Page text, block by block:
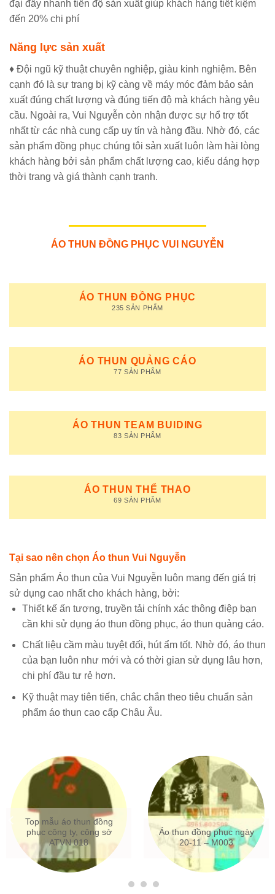
đại đẩy nhanh tiến độ sản xuất giúp khách hàng tiết kiệm
đến 20% chi phí
Năng lực sản xuất
♦ Đội ngũ kỹ thuật chuyên nghiệp, giàu kinh nghiệm. Bên
cạnh đó là sự trang bị kỹ càng về máy móc đảm bảo sản
xuất đúng chất lượng và đúng tiến độ mà khách hàng yêu
cầu. Ngoài ra, Vui Nguyễn còn nhận được sự hổ trợ tốt
nhất từ các nhà cung cấp uy tín và hàng đầu. Nhờ đó, các
sản phẩm đồng phục chúng tôi sản xuất luôn làm hài lòng
khách hàng bởi sản phẩm chất lượng cao, kiểu dáng hợp
thời trang và giá thành cạnh tranh.
ÁO THUN ĐỒNG PHỤC VUI NGUYỄN
ÁO THUN ĐỒNG PHỤC
235 SẢN PHẨM
ÁO THUN QUẢNG CÁO
77 SẢN PHẨM
ÁO THUN TEAM BUIDING
83 SẢN PHẨM
ÁO THUN THỂ THAO
69 SẢN PHẨM
Tại sao nên chọn Áo thun Vui Nguyễn
Sản phẩm Áo thun của Vui Nguyễn luôn mang đến giá trị
sử dụng cao nhất cho khách hàng, bởi:
Thiết kế ấn tượng, truyền tải chính xác thông điệp bạn
cần khi sử dụng áo thun đồng phục, áo thun quảng cáo.
Chất liệu cầm màu tuyệt đối, hút ẩm tốt. Nhờ đó, áo thun
của bạn luôn như mới và có thời gian sử dụng lâu hơn,
chi phí đầu tư rẻ hơn.
Kỹ thuật may tiên tiến, chắc chắn theo tiêu chuẩn sản
phẩm áo thun cao cấp Châu Âu.
Mẫu áo thun đồng phục trẻ
trung 2019 Mã AT053
Áo thun đồng phục giá rẻ –
Tháng 10/2018 003